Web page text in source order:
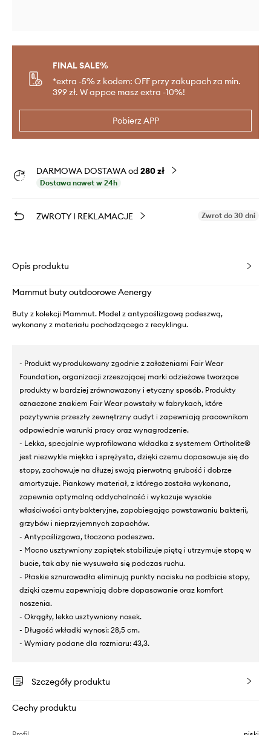
FINAL SALE%
*extra -5% z kodem: OFF przy zakupach za min.
399 zł. W appce masz extra -10%!
Pobierz APP
DARMOWA DOSTAWA od 280 zł
Dostawa nawet w 24h
ZWROTY I REKLAMACJE Zwrot do 30 dni
Opis produktu
Mammut buty outdoorowe Aenergy
Buty z kolekcji Mammut. Model z antypoślizgową podeszwą,
wykonany z materiału pochodzącego z recyklingu.
- Produkt wyprodukowany zgodnie z założeniami Fair Wear
Foundation, organizacji zrzeszającej marki odzieżowe tworzące
produkty w bardziej zrównoważony i etyczny sposób. Produkty
oznaczone znakiem Fair Wear powstały w fabrykach, które
pozytywnie przeszły zewnętrzny audyt i zapewniają pracownikom
odpowiednie warunki pracy oraz wynagrodzenie.
- Lekka, specjalnie wyprofilowana wkładka z systemem Ortholite®
jest niezwykle miękka i sprężysta, dzięki czemu dopasowuje się do
stopy, zachowuje na dłużej swoją pierwotną grubość i dobrze
amortyzuje. Piankowy materiał, z którego została wykonana,
zapewnia optymalną oddychalność i wykazuje wysokie
właściwości antybakteryjne, zapobiegając powstawaniu bakterii,
grzybów i nieprzyjemnych zapachów.
- Antypoślizgowa, tłoczona podeszwa.
- Mocno usztywniony zapiętek stabilizuje piętę i utrzymuje stopę w
bucie, tak aby nie wysuwała się podczas ruchu.
- Płaskie sznurowadła eliminują punkty nacisku na podbicie stopy,
dzięki czemu zapewniają dobre dopasowanie oraz komfort
noszenia.
- Okrągły, lekko usztywniony nosek.
- Długość wkładki wynosi: 28,5 cm.
- Wymiary podane dla rozmiaru: 43,3.
Szczegóły produktu
Cechy produktu